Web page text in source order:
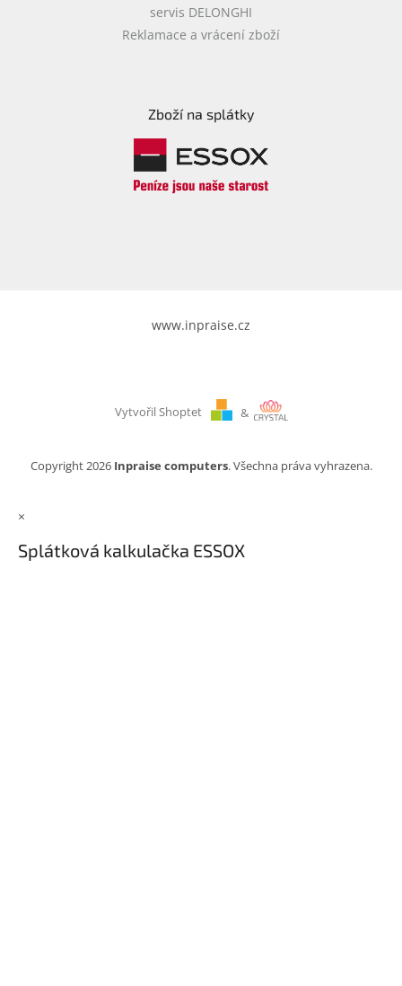
servis DELONGHI
Reklamace a vrácení zboží
Zboží na splátky
www.inpraise.cz
Vytvořil Shoptet &
Copyright 2026 Inpraise computers. Všechna práva vyhrazena.
×
Splátková kalkulačka ESSOX